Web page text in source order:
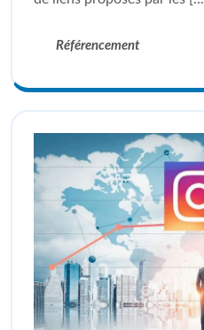
Référencement